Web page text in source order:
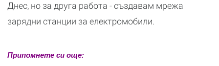
Днес, но за друга работа - създавам мрежа
зарядни станции за електромобили.
Припомнете си още: